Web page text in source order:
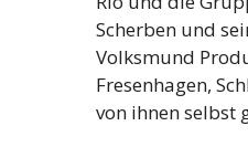
Scherben und
Volksmund
Fresenhagen,
von ihnen selbst